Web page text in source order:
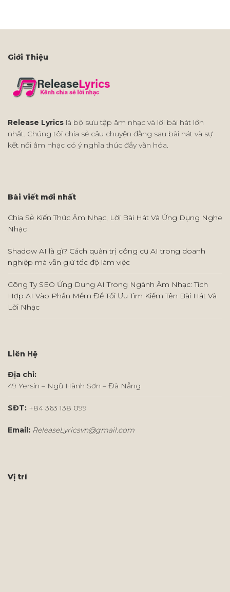
Giới Thiệu
Release Lyrics là bộ sưu tập âm nhạc và lời bài hát lớn
nhất. Chúng tôi chia sẻ câu chuyện đằng sau bài hát và sự
kết nối âm nhạc có ý nghĩa thúc đẩy văn hóa.
Bài viết mới nhất
Chia Sẻ Kiến Thức Âm Nhạc, Lời Bài Hát Và Ứng Dụng Nghe
Nhạc
Shadow AI là gì? Cách quản trị công cụ AI trong doanh
nghiệp mà vẫn giữ tốc độ làm việc
Công Ty SEO Ứng Dụng AI Trong Ngành Âm Nhạc: Tích
Hợp AI Vào Phần Mềm Để Tối Ưu Tìm Kiếm Tên Bài Hát Và
Lời Nhạc
Liên Hệ
Địa chỉ:
49 Yersin – Ngũ Hành Sơn – Đà Nẵng
SĐT: +84 363 138 099
Email: ReleaseLyricsvn@gmail.com
Vị trí